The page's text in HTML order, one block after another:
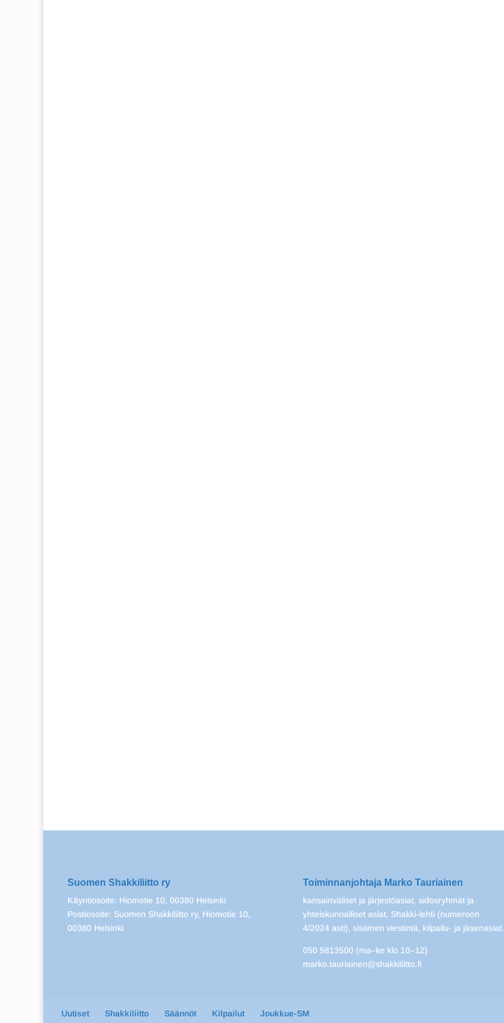
Suomen Shakkiliitto ry
Käyntiosoite: Hiomotie 10, 00380 Helsinki
Postiosoite: Suomen Shakkiliitto ry, Hiomotie 10,
00380 Helsinki
Toiminnanjohtaja Marko Tauriainen
kansainväliset ja järjestöasiat, sidosryhmät ja
yhteiskunnalliset asiat, Shakki-lehti (numeroon
4/2024 asti), sisäinen viestintä, kilpailu- ja jäsenasiat.
050 5813500 (ma–ke klo 10–12)
marko.tauriainen@shakkiliitto.fi
Uutiset Shakkiliitto Säännöt Kilpailut Joukkue-SM